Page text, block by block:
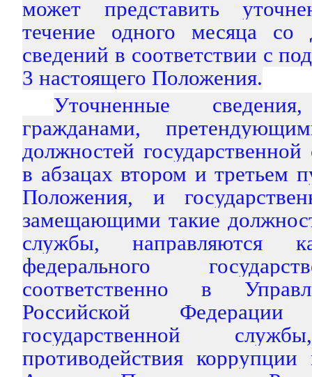
может представить
течение одного месяца со
сведений в соответствии с
3 настоящего Положения.
Уточненные
гражданами,
должностей
в абзацах втором и третьем
Положения, и
замещающими такие
службы, направляются
федерального
соответственно в
Российской
государственной
противодействия